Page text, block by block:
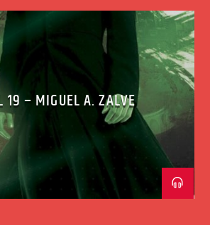
19 – MIGUEL A. ZALVE